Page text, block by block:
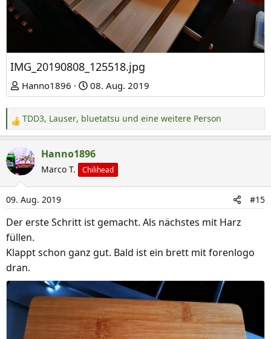
IMG_20190808_125518.jpg
Hanno1896 08. Aug. 2019
R
e
a
k
t
i
o
n
e
n
:
TDD3, Lauser, bluetatsu und eine weitere Person
Hanno1896
Marco T. Chilihead
09. Aug. 2019 #15
Der erste Schritt ist gemacht. Als nächstes mit Harz
füllen.
Klappt schon ganz gut. Bald ist ein brett mit forenlogo
dran.